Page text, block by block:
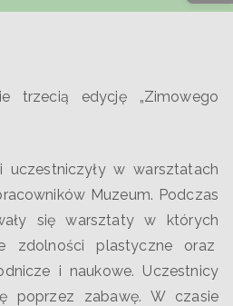
trzecią edycję „Zimowego
uczestniczyły w warsztatach
Muzeum. Podczas
się warsztaty w których
zdolności plastyczne oraz
i naukowe. Uczestnicy
poprzez zabawę. W czasie